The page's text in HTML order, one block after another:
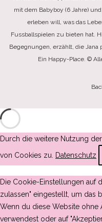
mit dem Babyboy (6 Jahre)
erleben will, was das
Fussballspielen zu bieten hat.
Begegnungen, erzählt, die Jana
Ein Happy-Place. ©
Durch die weitere Nutzung
von Cookies zu. Datenschutz
Die Cookie-Einstellungen auf
zulassen" eingestellt, um das
Wenn du diese Website ohne
verwendest oder auf